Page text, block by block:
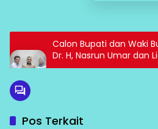
Calon Bupati dan Waki
Dr. H, Nasrun Umar dan
Mendapatkan
Pos Terkait